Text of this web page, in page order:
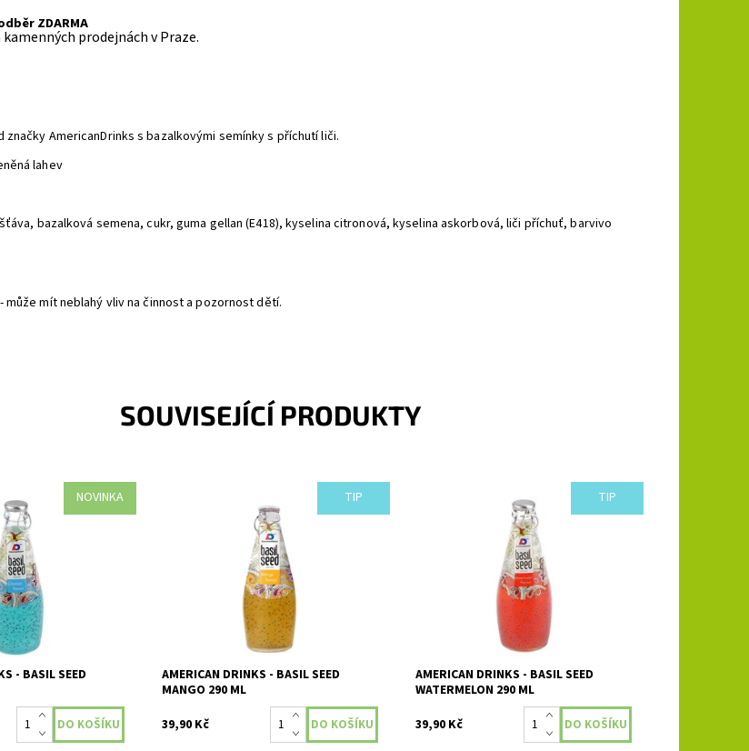
ZDARMA
kamenných prodejnách v Praze.
značky AmericanDrinks s bazalkovými semínky s příchutí liči.
lahev
bazalková semena, cukr, guma gellan (E418), kyselina citronová, kyselina askorbová, liči příchuť, barvivo
může mít neblahý vliv na činnost a pozornost dětí.
SOUVISEJÍCÍ PRODUKTY
NOVINKA
nápoj s
s příchutí -
- BASIL SEED
TIP
Nealkoholický ovocný nápoj s
bazalkovými semínky s příchutí -
Skladem
AMERICAN DRINKS - BASIL SEED
MANGO 290 ML
39,90 Kč
TIP
Nealkoholický ovocný nápoj s
bazalkovými semínky s příchutí - vodní
Skladem
AMERICAN DRINKS - BASIL SEED
WATERMELON 290 ML
39,90 Kč